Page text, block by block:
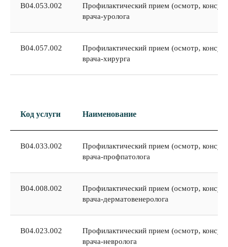
В04.053.002
Профилактический прием (осмотр,
врача-уролога
В04.057.002
Профилактический прием (осмотр,
врача-хирурга
Код услуги Наименование
В04.033.002
Профилактический прием (осмотр,
врача-профпатолога
В04.008.002
Профилактический прием (осмотр,
врача-дерматовенеролога
В04.023.002
Профилактический прием (осмотр,
врача-невролога